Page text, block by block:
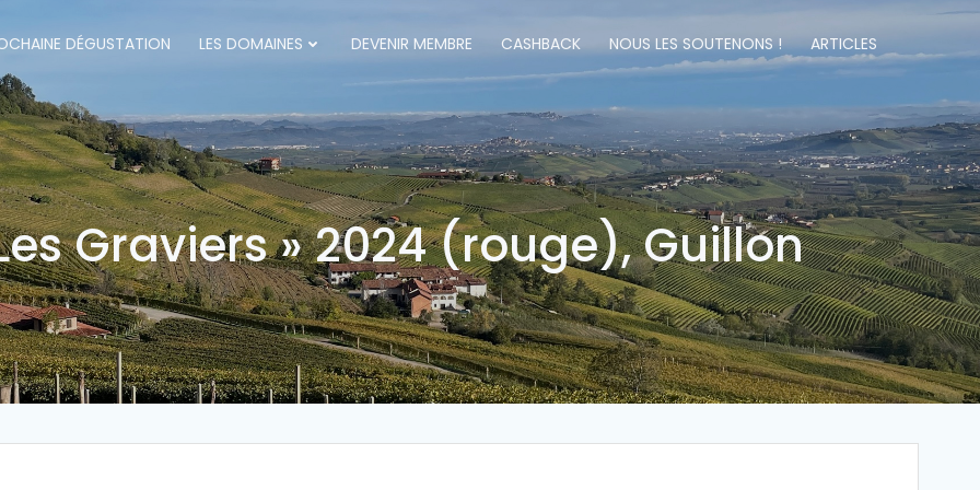
DÉGUSTATION LES DOMAINES DEVENIR MEMBRE CASHBACK NOUS LES SOUTENONS ! ARTICLES
Graviers » 2024 (rouge), Guillon